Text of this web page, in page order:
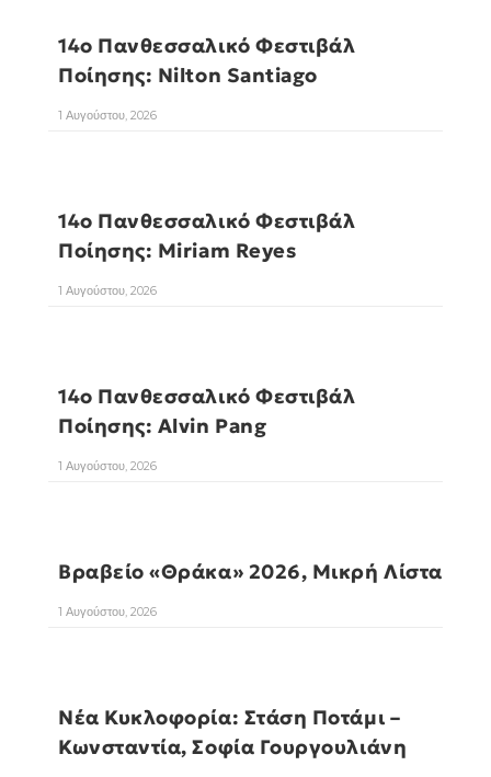
14ο Πανθεσσαλικό Φεστιβάλ
Ποίησης: Nilton Santiago
1 Αυγούστου, 2026
14ο Πανθεσσαλικό Φεστιβάλ
Ποίησης: Miriam Reyes
1 Αυγούστου, 2026
14ο Πανθεσσαλικό Φεστιβάλ
Ποίησης: Alvin Pang
1 Αυγούστου, 2026
Βραβείο «Θράκα» 2026, Μικρή Λίστα
1 Αυγούστου, 2026
Νέα Κυκλοφορία: Στάση Ποτάμι –
Κωνσταντία, Σοφία Γουργουλιάνη